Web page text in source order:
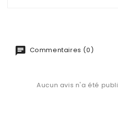
Commentaires (0)
Aucun avis n'a été